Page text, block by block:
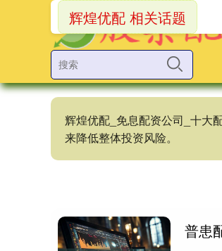
辉煌优配_免息配资公司_十大
来降低整体投资风险。
辉煌优配 相关话题
普患